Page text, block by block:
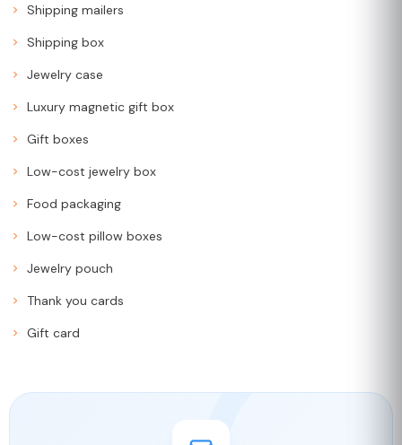
Shipping mailers
Shipping box
Jewelry case
Luxury magnetic gift box
Gift boxes
Low-cost jewelry box
Food packaging
Low-cost pillow boxes
Jewelry pouch
Thank you cards
Gift card